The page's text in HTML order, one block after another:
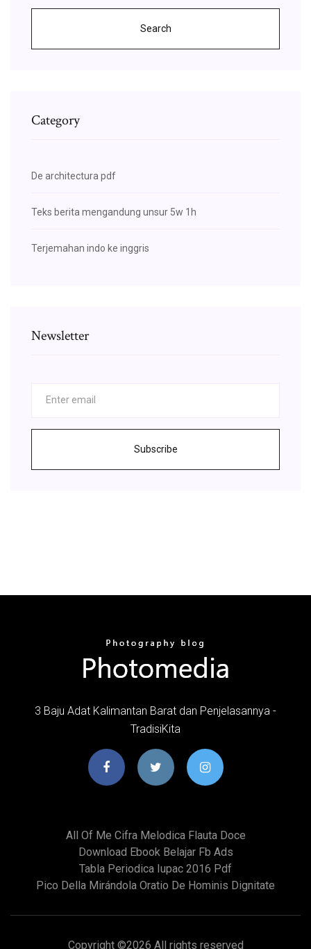
Search
Category
De architectura pdf
Teks berita mengandung unsur 5w 1h
Terjemahan indo ke inggris
Newsletter
Subscribe
3 Baju Adat Kalimantan Barat dan Penjelasannya -
TradisiKita
All Of Me Cifra Melodica Flauta Doce
Download Ebook Belajar Fb Ads
Tabla Periodica Iupac 2016 Pdf
Pico Della Mirándola Oratio De Hominis Dignitate
Copyright ©2026 All rights reserved